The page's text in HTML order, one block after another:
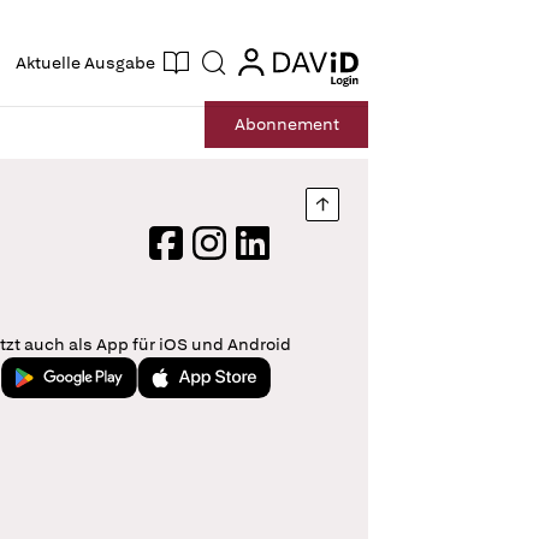
Aktuelle Ausgabe Suche login
login
Abonnement
Nach oben springen
FacebookInstagram
LinkedIn
auch als App für iOS und Android
Jetzt bei Google PlayLaden im App Store